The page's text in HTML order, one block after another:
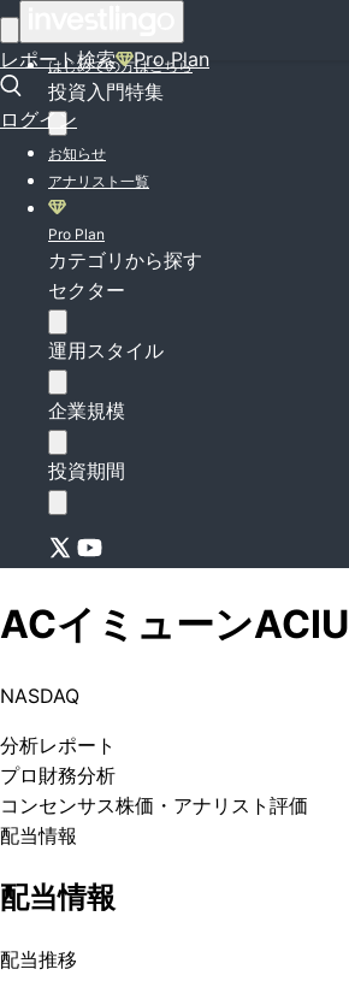
レポート検索 Pro Plan
ログイン
はじめての方はこちら
投資入門特集
お知らせ
アナリスト一覧
Pro Plan
カテゴリから探す
セクター
運用スタイル
企業規模
投資期間
ACイミューンACIU
NASDAQ
分析レポート
プロ 財務分析
コンセンサス株価 ・アナリスト評価
配当情報
配当情報
配当推移